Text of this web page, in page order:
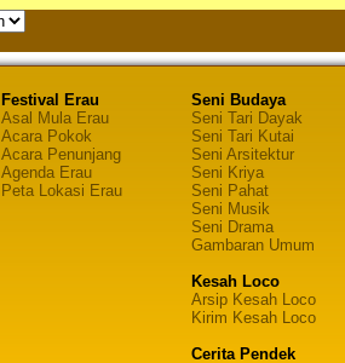
Festival Erau
Asal Mula Erau
Acara Pokok
Acara Penunjang
Agenda Erau
Peta Lokasi Erau
Seni Budaya
Seni Tari Dayak
Seni Tari Kutai
Seni Arsitektur
Seni Kriya
Seni Pahat
Seni Musik
Seni Drama
Gambaran Umum
Kesah Loco
Arsip Kesah Loco
Kirim Kesah Loco
Cerita Pendek